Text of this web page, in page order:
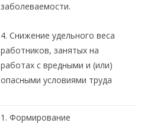
заболеваемости.
4. Снижение удельного веса
работников, занятых на
работах с вредными и (или)
опасными условиями труда
1. Формирование